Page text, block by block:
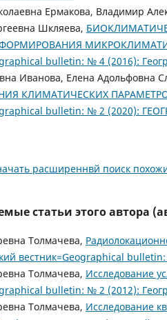
Ермакова, Владимир
Шкляева,
bulletin: № 4 (2016):
Иванова, Елена Адольфовна
КЛИМАТИЧЕСКИХ
bulletin: № 2 (2020):
расширеннвй поиск
статьи этого автора
Толмачева,
вестник=Geographical
Толмачева, Исследование
bulletin: № 2 (2012):
Толмачева, Исследование